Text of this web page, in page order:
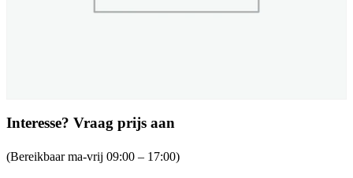
Interesse? Vraag prijs aan
(Bereikbaar ma-vrij 09:00 – 17:00)